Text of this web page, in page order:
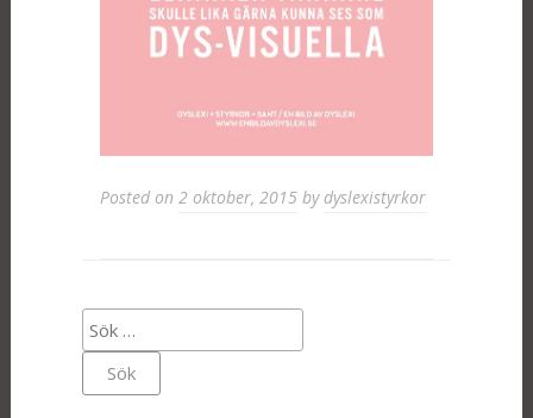
Posted on 2 oktober, 2015bydyslexistyrkor
Sök
efter: